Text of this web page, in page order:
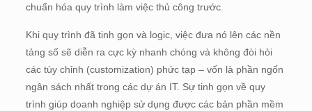
chuẩn hóa quy trình làm việc thủ công trước.
Khi quy trình đã tinh gọn và logic, việc đưa nó lên các nền
tảng số sẽ diễn ra cực kỳ nhanh chóng và không đòi hỏi
các tùy chỉnh (customization) phức tạp – vốn là phần ngốn
ngân sách nhất trong các dự án IT. Sự tinh gọn về quy
trình giúp doanh nghiệp sử dụng được các bản phần mềm